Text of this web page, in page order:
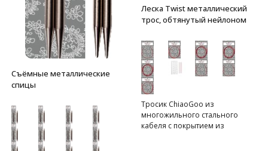
Съёмные металлические
спицы
Леска Twist металлический
трос, обтянутый нейлоном
Тросик ChiaoGoo из
многожильного стального
кабеля с покрытием из